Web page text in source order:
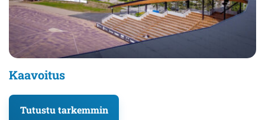
Kaavoitus
Tutustu tarkemmin